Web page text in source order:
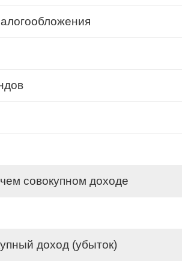
совокупном доходе
доход (убыток)